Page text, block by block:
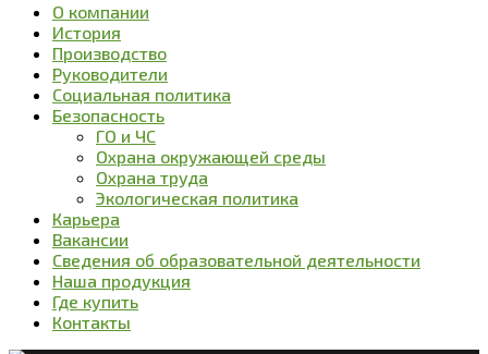
О компании
История
Производство
Руководители
Социальная политика
Безопасность
ГО и ЧС
Охрана окружающей среды
Охрана труда
Экологическая политика
Карьера
Вакансии
Сведения об образовательной деятельности
Наша продукция
Где купить
Контакты